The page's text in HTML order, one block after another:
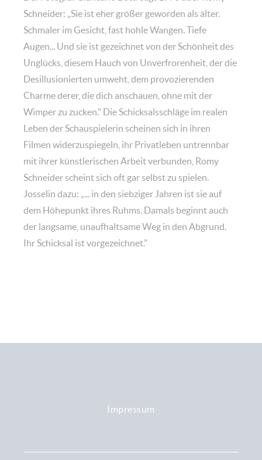
Schneider: „Sie ist eher größer geworden als älter.
Schmaler im Gesicht, fast hohle Wangen. Tiefe
Augen... Und sie ist gezeichnet von der Schönheit des
Unglücks, diesem Hauch von Unverfrorenheit, der die
Desillusionierten umweht, dem provozierenden
Charme derer, die dich anschauen, ohne mit der
Wimper zu zucken." Die Schicksalsschläge im realen
Leben der Schauspielerin scheinen sich in ihren
Filmen widerzuspiegeln, ihr Privatleben untrennbar
mit ihrer künstlerischen Arbeit verbunden, Romy
Schneider scheint sich oft gar selbst zu spielen.
Josselin dazu: „... in den siebziger Jahren ist sie auf
dem Höhepunkt ihres Ruhms. Damals beginnt auch
der langsame, unaufhaltsame Weg in den Abgrund.
Ihr Schicksal ist vorgezeichnet."
Impressum